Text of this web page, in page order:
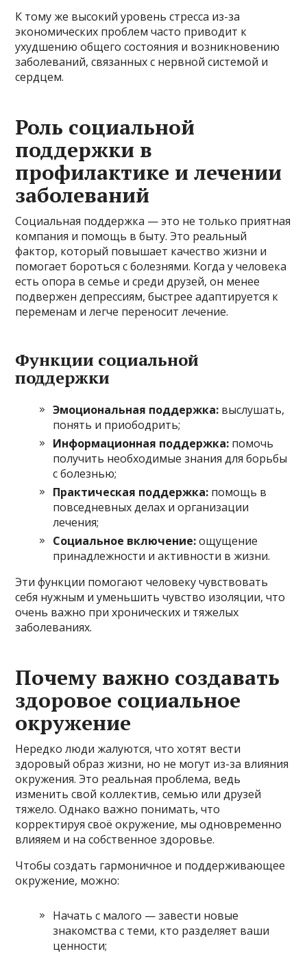
К тому же высокий уровень стресса из-за
экономических проблем часто приводит к
ухудшению общего состояния и возникновению
заболеваний, связанных с нервной системой и
сердцем.
Роль социальной
поддержки в
профилактике и лечении
заболеваний
Социальная поддержка — это не только приятная
компания и помощь в быту. Это реальный
фактор, который повышает качество жизни и
помогает бороться с болезнями. Когда у человека
есть опора в семье и среди друзей, он менее
подвержен депрессиям, быстрее адаптируется к
переменам и легче переносит лечение.
Функции социальной
поддержки
Эмоциональная поддержка: выслушать,
понять и приободрить;
Информационная поддержка: помочь
получить необходимые знания для борьбы
с болезнью;
Практическая поддержка: помощь в
повседневных делах и организации
лечения;
Социальное включение:ощущение
принадлежности и активности в жизни.
Эти функции помогают человеку чувствовать
себя нужным и уменьшить чувство изоляции, что
очень важно при хронических и тяжелых
заболеваниях.
Почему важно создавать
здоровое социальное
окружение
Нередко люди жалуются, что хотят вести
здоровый образ жизни, но не могут из-за влияния
окружения. Это реальная проблема, ведь
изменить свой коллектив, семью или друзей
тяжело. Однако важно понимать, что
корректируя своё окружение, мы одновременно
влияяем и на собственное здоровье.
Чтобы создать гармоничное и поддерживающее
окружение, можно:
Начать с малого — завести новые
знакомства с теми, кто разделяет ваши
ценности;